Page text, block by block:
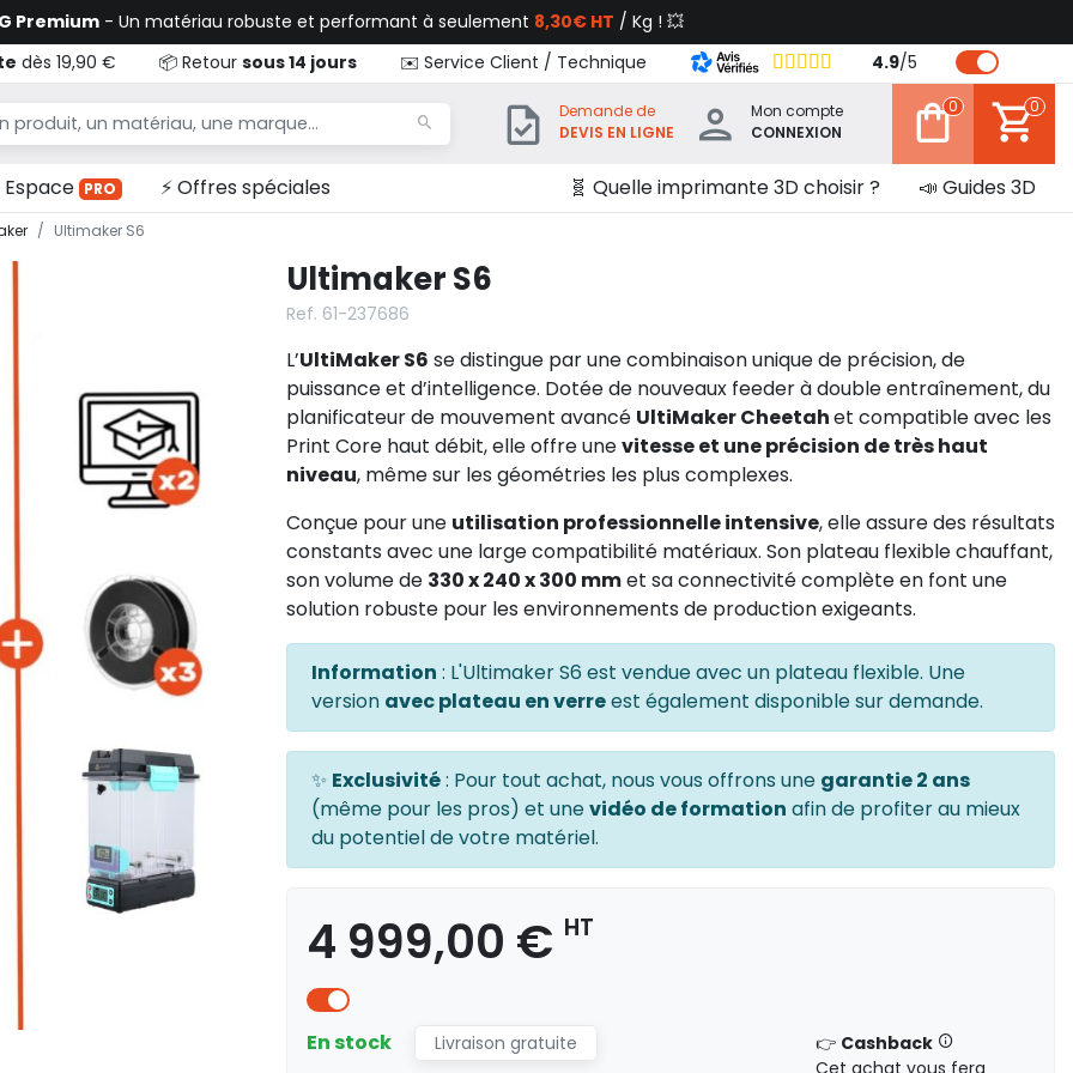
Premium - Un matériau robuste et performant à seulement 8,30€ HT / Kg ! 💥
dès 19,90 € 📦 Retour sous 14 jours ✉️ Service Client / Technique 4.9/5
Demande de
DEVIS EN LIGNE
Mon compte
CONNEXION
0 0
Espace PRO ⚡ Offres spéciales 🧬 Quelle imprimante 3D choisir ? 📣 Guides 3D
Ultimaker S6
Ultimaker S6
Ref. 61-237686
L’UltiMaker S6 se distingue par une combinaison unique de précision, de
puissance et d’intelligence. Dotée de nouveaux feeder à double entraînement, du
planificateur de mouvement avancé UltiMaker Cheetahet compatible avec les
Print Core haut débit, elle offre unevitesse et une précision de très haut
niveau, même sur les géométries les plus complexes.
Conçue pour une utilisation professionnelle intensive, elle assure des résultats
constants avec une large compatibilité matériaux. Son plateau flexible chauffant,
son volume de 330 x 240 x 300 mmet sa connectivité complète en font une
solution robuste pour les environnements de production exigeants.
Information : L'Ultimaker S6 est vendue avec un plateau flexible. Une
version avec plateau en verreest également disponible sur demande.
✨ Exclusivité: Pour tout achat, nous vous offrons une garantie 2 ans
(même pour les pros) et unevidéo de formation afin de profiter au mieux
du potentiel de votre matériel.
4 999,00 € HT
En stock Livraison gratuite 👉 Cashback
Cet achat vous fera